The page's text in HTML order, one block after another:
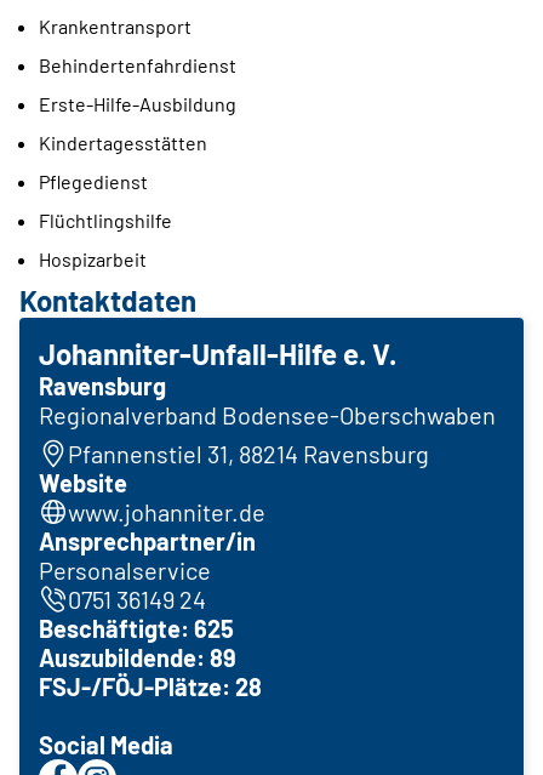
Krankentransport
Behindertenfahrdienst
Erste-Hilfe-Ausbildung
Kindertagesstätten
Pflegedienst
Flüchtlingshilfe
Hospizarbeit
Kontaktdaten
Johanniter-Unfall-Hilfe e. V.
Ravensburg
Regionalverband Bodensee-Oberschwaben
Pfannenstiel 31, 88214 Ravensburg
Website
www.johanniter.de
Ansprechpartner/in
Personalservice
0751 36149 24
Beschäftigte: 625
Auszubildende: 89
FSJ-/FÖJ-Plätze: 28
Social Media